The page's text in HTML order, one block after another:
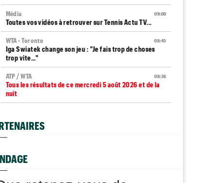
09:00
Média
Toutes vos vidéos à retrouver sur Tennis Actu TV...
08:45
WTA - Toronto
Iga Swiatek change son jeu : "Je fais trop de choses
trop vite..."
08:36
ATP / WTA
Tous les résultats de ce mercredi 5 août 2026 et de la
nuit
dos...
Les Bleus U16 ont décroché une deuxième médaille
européenne en 2026